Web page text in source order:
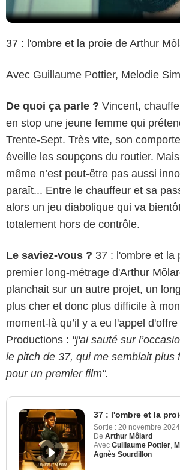
37 : l'ombre et la proie de Arthur
Avec Guillaume Pottier, Melodie
De quoi ça parle ? Vincent,
en stop une jeune femme qui
Trente-Sept. Très vite, son
éveille les soupçons du routier.
même n’est peut-être pas aussi
paraît... Entre le chauffeur et sa
alors un jeu diabolique qui va
totalement hors de contrôle.
Le saviez-vous ? 37 : l'ombre et la
premier long-métrage d'Arthur
planchait sur un autre projet, un
plus cher et donc plus difficile à
moment-là qu’il y a eu l'appel
Productions : "j'ai sauté sur
le pitch de 37, qui me semblait plus
pour un premier film".
37 : l'ombre et la
Sortie : 20 novembre 2024
De Arthur Môlard
Avec Guillaume Pottier,
Agnès Sourdillon